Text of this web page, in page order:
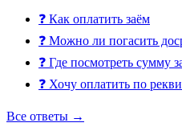
❓ Как оплатить заём
❓ Можно ли погасить
❓ Где посмотреть сумму
❓ Хочу оплатить по
Все ответы →